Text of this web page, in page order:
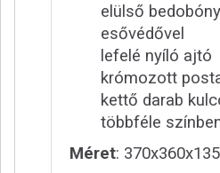
elülső
esővédővel
lefelé nyíló ajtó
krómozott
kettő darab
többféle
Méret: